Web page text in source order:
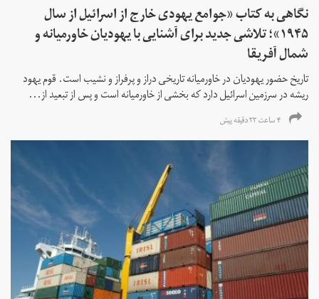
نگاهی به کتاب «جوامع یهودی خارج از اسرائیل از سال
۱۹۴۵»؛ تلاشی جدید برای آشنایی با یهودیان خاورمیانه و
شمال آفریقا
تاریخ حضور یهودیان در خاورمیانه تاریخی دراز و پرفراز و نشیب است. قوم یهود
ریشه در سرزمین اسرائیل دارد که بخشی از خاورمیانه است و پس از تبعید از...
۴ ساعت ۲۳ دقیقه پیش